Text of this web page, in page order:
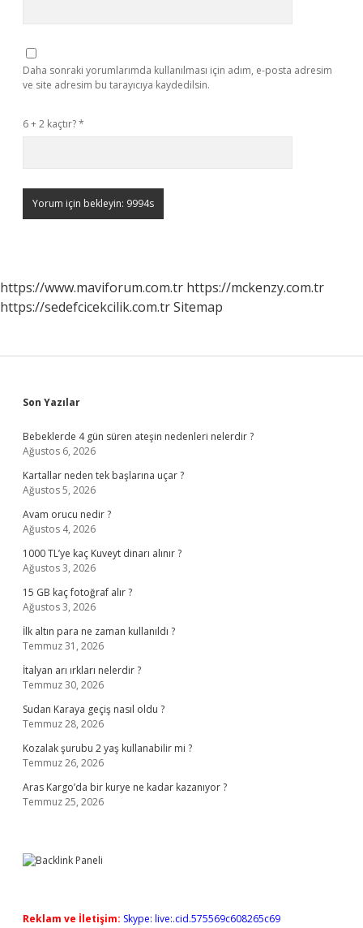
Daha sonraki yorumlarımda kullanılması için adım, e-posta adresim
ve site adresim bu tarayıcıya kaydedilsin.
6 + 2 kaçtır?*
https://www.maviforum.com.tr https://mckenzy.com.tr
https://sedefcicekcilik.com.trSitemap
Sidebar
Son Yazılar
Bebeklerde 4 gün süren ateşin nedenleri nelerdir ?
Ağustos 6, 2026
Kartallar neden tek başlarına uçar ?
Ağustos 5, 2026
Avam orucu nedir ?
Ağustos 4, 2026
1000 TL’ye kaç Kuveyt dinarı alınır ?
Ağustos 3, 2026
15 GB kaç fotoğraf alır ?
Ağustos 3, 2026
İlk altın para ne zaman kullanıldı ?
Temmuz 31, 2026
İtalyan arı ırkları nelerdir ?
Temmuz 30, 2026
Sudan Karaya geçiş nasıl oldu ?
Temmuz 28, 2026
Kozalak şurubu 2 yaş kullanabilir mi ?
Temmuz 26, 2026
Aras Kargo’da bir kurye ne kadar kazanıyor ?
Temmuz 25, 2026
Reklam ve İletişim: Skype: live:.cid.575569c608265c69